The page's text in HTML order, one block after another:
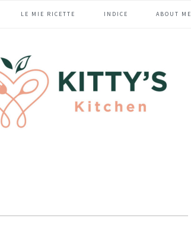
LE MIE RICETTE INDICE ABOUT ME